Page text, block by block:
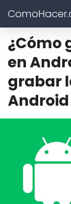
¿Cómo
en
grabar
Android